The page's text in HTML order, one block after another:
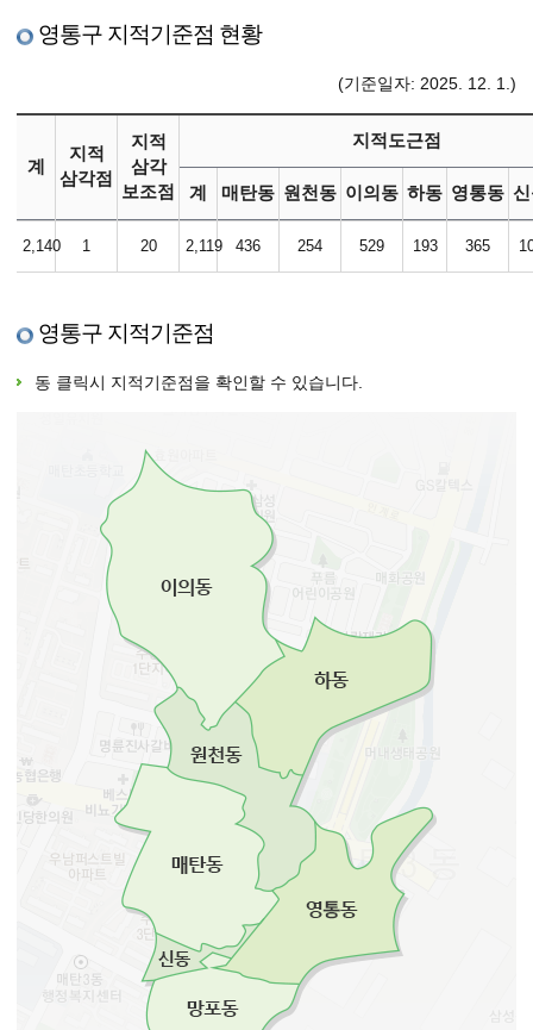
영통구 지적기준점 현황
(기준일자: 2025. 12. 1.)
계
지적
삼각점
지적
삼각
보조점
지적도근점
계 매탄동 원천동 이의동 하동 영통동
2,140 1 20 2,119 436 254 529 193 365
영통구 지적기준점
동 클릭시 지적기준점을 확인할 수 있습니다.